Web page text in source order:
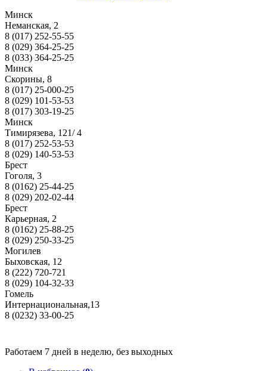
Минск
Неманская, 2
8 (017) 252-55-55
8 (029) 364-25-25
8 (033) 364-25-25
Минск
Скорины, 8
8 (017) 25-000-25
8 (029) 101-53-53
8 (017) 303-19-25
Минск
Тимирязева, 121/ 4
8 (017) 252-53-53
8 (029) 140-53-53
Брест
Гоголя, 3
8 (0162) 25-44-25
8 (029) 202-02-44
Брест
Карьерная, 2
8 (0162) 25-88-25
8 (029) 250-33-25
Могилев
Быховская, 12
8 (222) 720-721
8 (029) 104-32-33
Гомель
Интернациональная,13
8 (0232) 33-00-25
Работаем 7 дней в неделю, без выходных